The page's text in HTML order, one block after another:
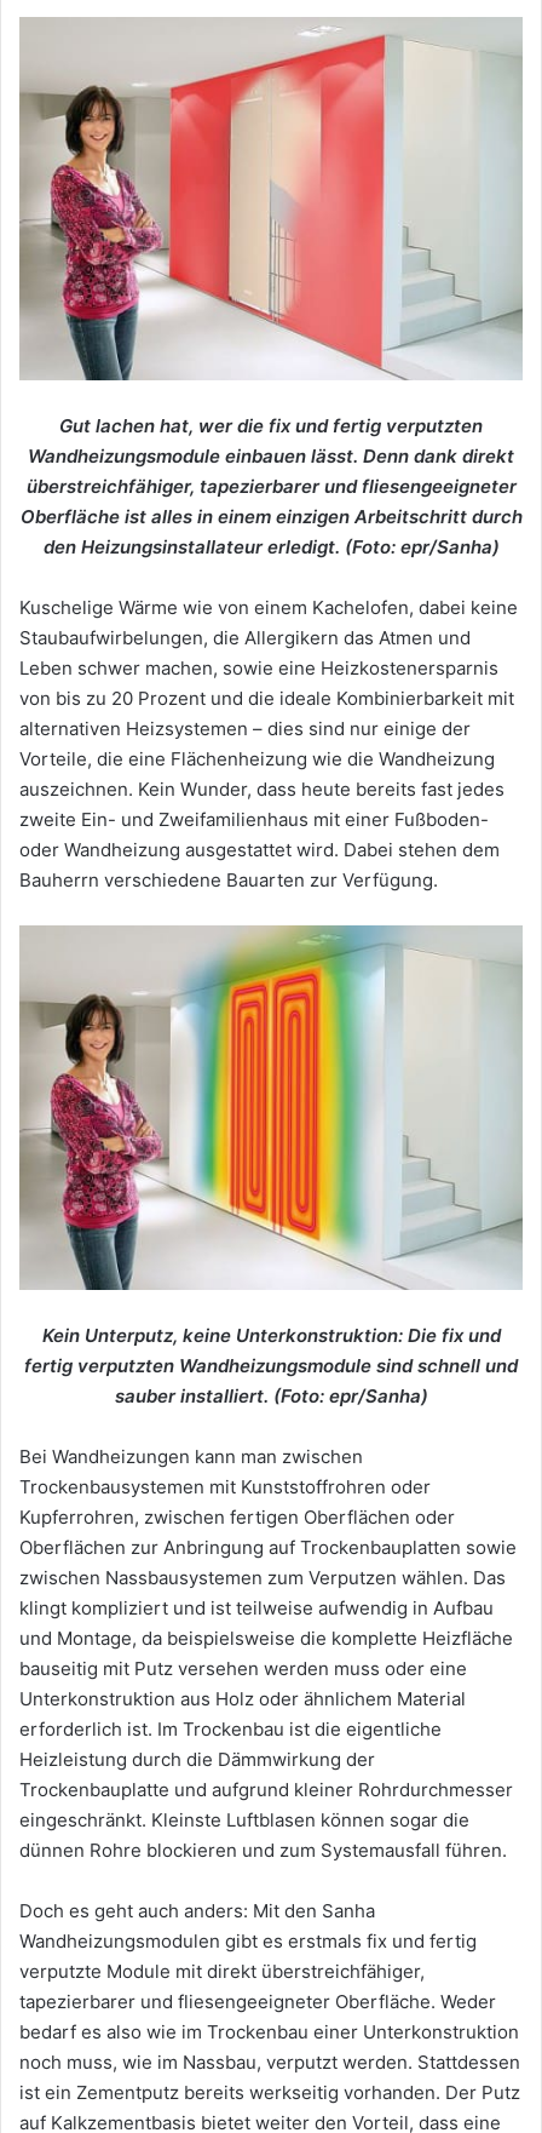
Gut lachen hat, wer die fix und fertig verputzten
Wandheizungsmodule einbauen lässt. Denn dank direkt
überstreichfähiger, tapezierbarer und fliesengeeigneter
Oberfläche ist alles in einem einzigen Arbeitschritt durch
den Heizungsinstallateur erledigt. (Foto: epr/Sanha)
Kuschelige Wärme wie von einem Kachelofen, dabei keine
Staubaufwirbelungen, die Allergikern das Atmen und
Leben schwer machen, sowie eine Heizkostenersparnis
von bis zu 20 Prozent und die ideale Kombinierbarkeit mit
alternativen Heizsystemen – dies sind nur einige der
Vorteile, die eine Flächenheizung wie die Wandheizung
auszeichnen. Kein Wunder, dass heute bereits fast jedes
zweite Ein- und Zweifamilienhaus mit einer Fußboden-
oder Wandheizung ausgestattet wird. Dabei stehen dem
Bauherrn verschiedene Bauarten zur Verfügung.
Kein Unterputz, keine Unterkonstruktion: Die fix und
fertig verputzten Wandheizungsmodule sind schnell und
sauber installiert. (Foto: epr/Sanha)
Bei Wandheizungen kann man zwischen
Trockenbausystemen mit Kunststoffrohren oder
Kupferrohren, zwischen fertigen Oberflächen oder
Oberflächen zur Anbringung auf Trockenbauplatten sowie
zwischen Nassbausystemen zum Verputzen wählen. Das
klingt kompliziert und ist teilweise aufwendig in Aufbau
und Montage, da beispielsweise die komplette Heizfläche
bauseitig mit Putz versehen werden muss oder eine
Unterkonstruktion aus Holz oder ähnlichem Material
erforderlich ist. Im Trockenbau ist die eigentliche
Heizleistung durch die Dämmwirkung der
Trockenbauplatte und aufgrund kleiner Rohrdurchmesser
eingeschränkt. Kleinste Luftblasen können sogar die
dünnen Rohre blockieren und zum Systemausfall führen.
Doch es geht auch anders: Mit den Sanha
Wandheizungsmodulen gibt es erstmals fix und fertig
verputzte Module mit direkt überstreichfähiger,
tapezierbarer und fliesengeeigneter Oberfläche. Weder
bedarf es also wie im Trockenbau einer Unterkonstruktion
noch muss, wie im Nassbau, verputzt werden. Stattdessen
ist ein Zementputz bereits werkseitig vorhanden. Der Putz
auf Kalkzementbasis bietet weiter den Vorteil, dass eine